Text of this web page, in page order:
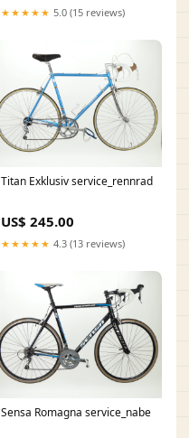
★★★★★ 5.0 (15 reviews)
Titan Exklusiv service_rennrad
US$ 245.00
★★★★★ 4.3 (13 reviews)
Sensa Romagna service_nabe